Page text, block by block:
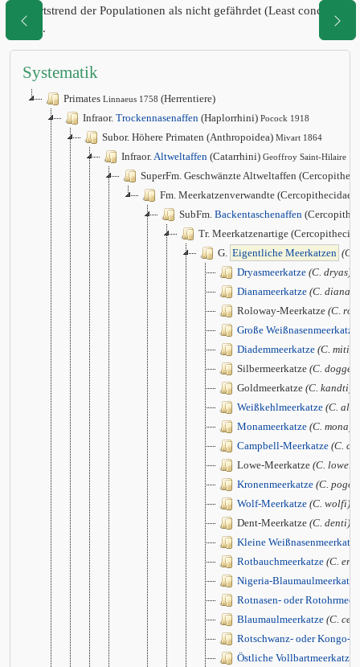
Abwärtstrend der Populationen als nicht gefährdet (Least concern)
ein [1].
Systematik
Primates Linnaeus 1758 (Herrentiere)
Infraor. Trockennasenaffen (Haplorrhini) Pocock 1918
Subor. Höhere Primaten (Anthropoidea) Mivart 1864
Infraor.Altweltaffen (Catarrhini) Geoffroy Saint-Hilaire
SuperFm. Geschwänzte Altweltaffen
Fm. Meerkatzenverwandte (Cercopithecidae)
SubFm. Backentaschenaffen
Tr. Meerkatzenartige
G. Eigentliche Meerkatzen
Dryasmeerkatze (C. dryas)
Dianameerkatze (C. diana)
Roloway-Meerkatze (C.
Große Weißnasenmeerkatze
Diademmeerkatze (C. mitis)
Silbermeerkatze (C.
Goldmeerkatze (C. kandti)
Weißkehlmeerkatze (C.
Monameerkatze (C. mona)
Campbell-Meerkatze (C.
Lowe-Meerkatze (C. lowei)
Kronenmeerkatze (C.
Wolf-Meerkatze (C. wolfi)
Dent-Meerkatze (C. denti)
Kleine Weißnasenmeerkatze
Rotbauchmeerkatze (C.
Nigeria-Blaumaulmeerkatze
Rotnasen- oder
Blaumaulmeerkatze (C.
Rotschwanz- oder Kongo-
Östliche Vollbartmeerkatze